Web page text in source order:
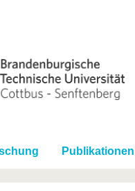
Forschung
Im
Publikationen